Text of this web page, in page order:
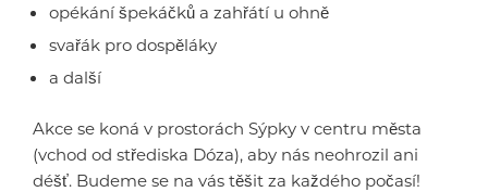
opékání špekáčků a zahřátí u ohně
svařák pro dospěláky
a další
Akce se koná v prostorách Sýpky v centru města
(vchod od střediska Dóza), aby nás neohrozil ani
déšť. Budeme se na vás těšit za každého počasí!